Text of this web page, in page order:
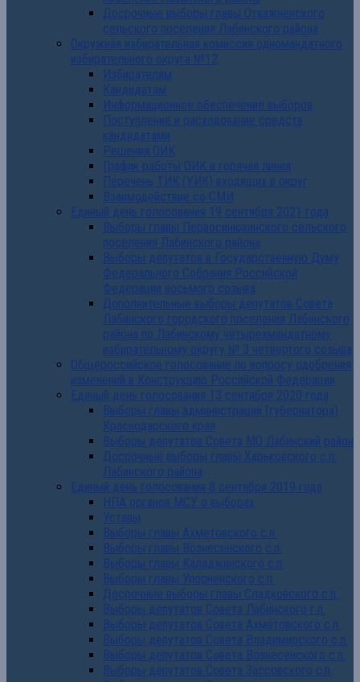
Досрочные выборы главы Отважненского
сельского поселения Лабинского района
Окружная избирательная комиссия одномандатного
избирательного округа №12
Избирателям
Кандидатам
Информационное обеспечение выборов
Поступление и расходование средств
кандидатами
Решения ОИК
График работы ОИК и горячая линия
Перечень ТИК (УИК) входящих в округ
Взаимодействие со СМИ
Единый день голосования 19 сентября 2021 года
Выборы главы Первосинюхинского сельского
поселения Лабинского района
Выборы депутатов в Государственную Думу
Федерального Собрания Российской
Федерации восьмого созыва
Дополнительные выборы депутатов Совета
Лабинского городского поселения Лабинского
района по Лабинскому четырехмандатному
избирательному округу № 3 четвертого созыва
Общероссийское голосование по вопросу одобрения
изменений в Конструкцию Российской Федерации
Единый день голосования 13 сентября 2020 года
Выборы главы администрации (губернатора)
Краснодарского края
Выборы депутатов Совета МО Лабинский район
Досрочные выборы главы Харьковского с.п.
Лабинского района
Единый день голосования 8 сентября 2019 года
НПА органов МСУ о выборах
Уставы
Выборы главы Ахметовского с.п.
Выборы главы Вознесенского с.п.
Выборы главы Каладжинского с.п.
Выборы главы Упорненского с.п.
Досрочные выборы главы Сладковского с.п.
Выборы депутатов Совета Лабинского г.п.
Выборы депутатов Совета Ахметовского с.п.
Выборы депутатов Совета Владимирского с.п.
Выборы депутатов Совета Вознесенского с.п.
Выборы депутатов Совета Зассовского с.п.